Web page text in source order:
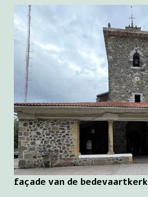
façade van de